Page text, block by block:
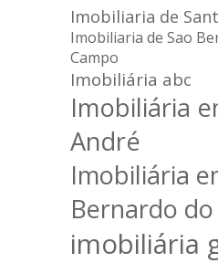
Imobiliaria de
Imobiliaria de Sao
Campo
Imobiliária abc
Imobiliária
André
Imobiliária
Bernardo
imobiliária